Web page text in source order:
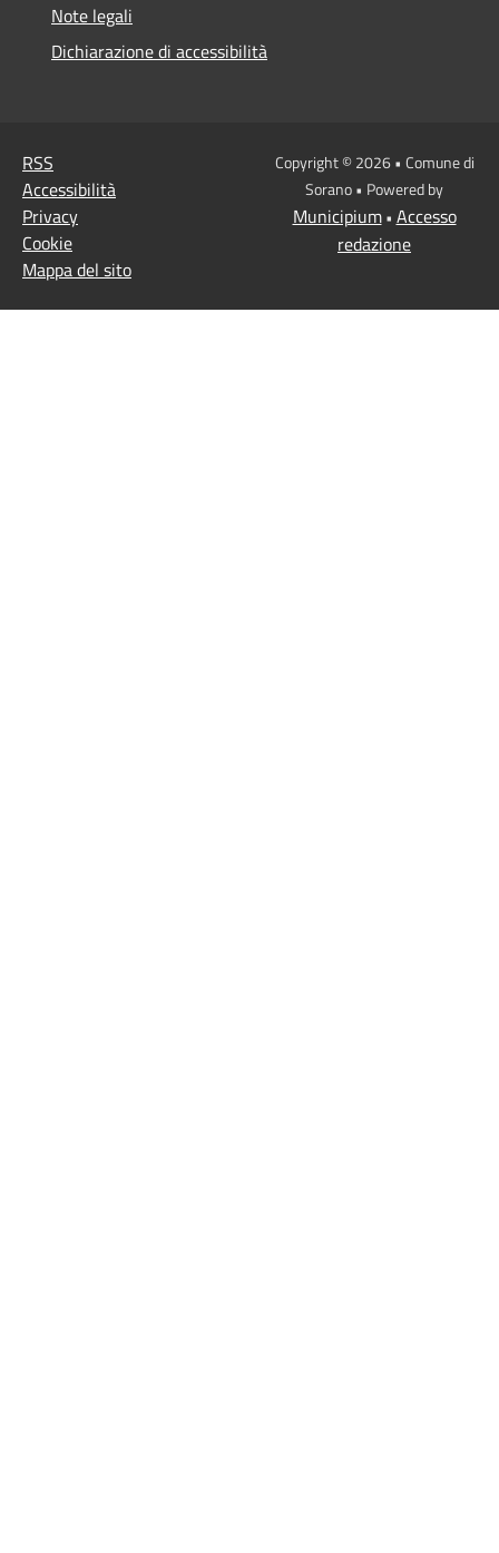
Note legali
Dichiarazione di accessibilità
RSS
Accessibilità
Privacy
Cookie
Mappa del sito
Copyright © 2026 • Comune di
Sorano • Powered by
Municipium• Accesso
redazione